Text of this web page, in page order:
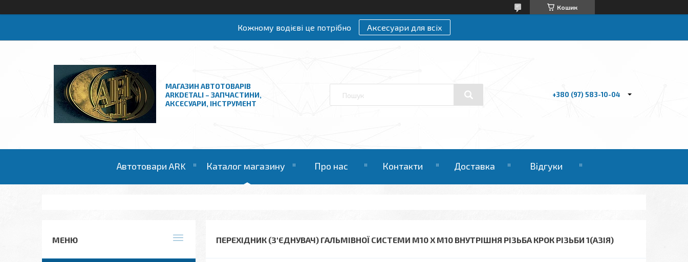
Кошик
Кожному водієві це потрібно Аксесуари для всіх
МАГАЗИН АВТОТОВАРІВ
ARKDETALI – ЗАПЧАСТИНИ,
АКСЕСУАРИ, ІНСТРУМЕНТ
+380 (97) 583-10-04
Автотовари ARK Каталог магазину Про нас Контакти Доставка Відгуки
ПЕРЕХІДНИК (З'ЄДНУВАЧ) ГАЛЬМІВНОЇ СИСТЕМИ М10 Х М10 ВНУТРІШНЯ РІЗЬБА КРОК РІЗЬБИ 1(АЗІЯ)